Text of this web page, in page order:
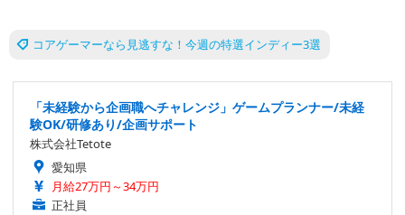
コアゲーマーなら見逃すな！今週の特選インディー3選
「未経験から企画職へチャレンジ」ゲームプランナー/未経
験OK/研修あり/企画サポート
株式会社Tetote
愛知県
月給27万円～34万円
正社員